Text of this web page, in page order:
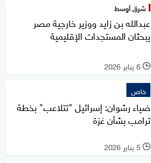
شرق أوسط
عبدالله بن زايد ووزير خارجية مصر
يبحثان المستجدات الإقليمية
l 6 يناير 2026
خاص
ضياء رشوان: إسرائيل "تتلاعب" بخطة
ترامب بشأن غزة
l 5 يناير 2026